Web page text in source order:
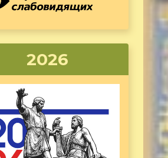
2026